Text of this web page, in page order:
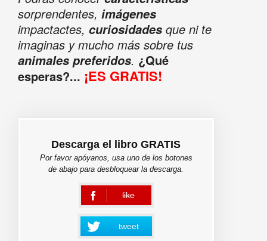
sorprendentes, imágenes
impactactes, curiosidadesque ni te
imaginas y mucho más sobre tus
animales preferidos. ¿Qué
esperas?... ¡ES GRATIS!
Descarga el libro GRATIS
Por favor apóyanos, usa uno de los botones
de abajo para desbloquear la descarga.
like
error
tweet